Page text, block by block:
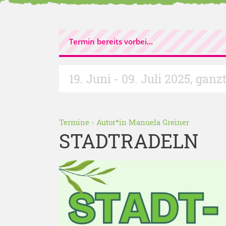
Termin bereits vorbei...
19. Juni - 09. Juli 2025,
Termine - Autor*in Manuela Greiner
STADTRADELN